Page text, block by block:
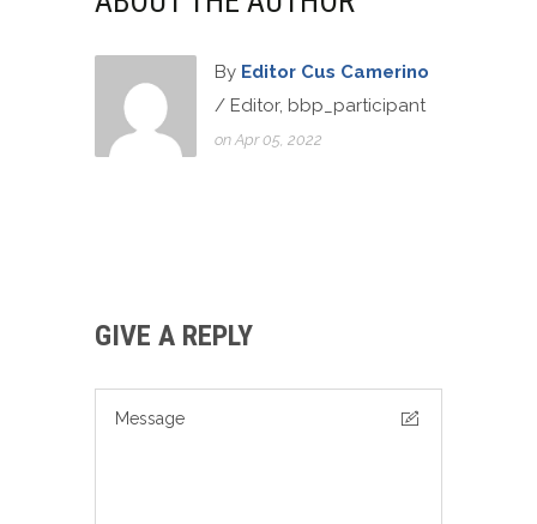
By Editor Cus Camerino
/ Editor, bbp_participant
on Apr 05, 2022
GIVE A REPLY